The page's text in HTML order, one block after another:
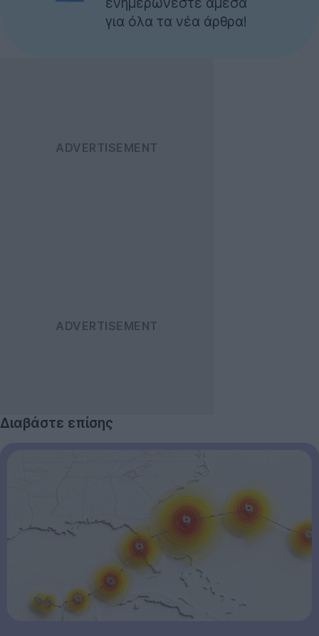
για όλα τα νέα άρθρα!
Διαβάστε επίσης